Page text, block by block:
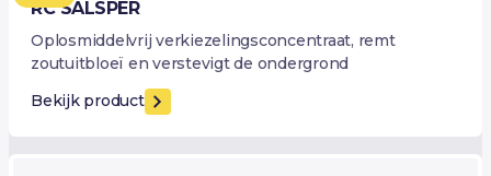
RC SALSPER
Oplosmiddelvrij verkiezelingsconcentraat, remt
zoutuitbloeï en verstevigt de ondergrond
Bekijk product